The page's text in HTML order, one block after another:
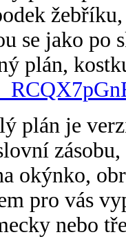
se jako po
plán,
plán je
okýnko,
pro vás
nebo